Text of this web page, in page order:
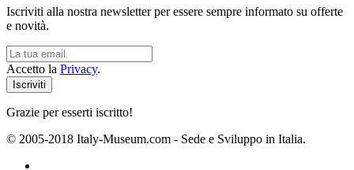
Iscriviti alla nostra newsletter per essere sempre informato su offerte
e novità.
Accetto la Privacy.
Grazie per esserti iscritto!
© 2005-2018 Italy-Museum.com - Sede e Sviluppo in Italia.